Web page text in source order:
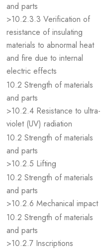
and parts
>10.2.3.3 Verification of
resistance of insulating
materials to abnormal heat
and fire due to internal
electric effects
10.2 Strength of materials
and parts
>10.2.4 Resistance to ultra-
violet (UV) radiation
10.2 Strength of materials
and parts
>10.2.5 Lifting
10.2 Strength of materials
and parts
>10.2.6 Mechanical impact
10.2 Strength of materials
and parts
>10.2.7 Inscriptions